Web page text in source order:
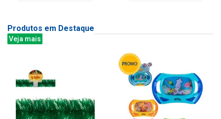
Produtos em Destaque
Veja mais